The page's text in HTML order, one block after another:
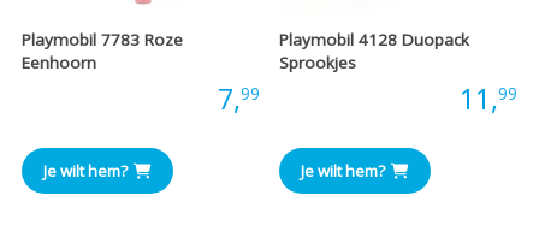
Playmobil 7783 Roze
Eenhoorn
7,99
Je wilt hem?
Playmobil 4128 Duopack
Sprookjes
11,99
Je wilt hem?